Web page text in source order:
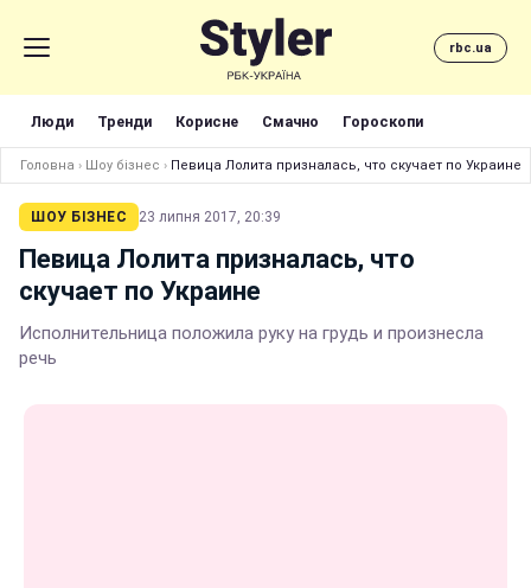
rbc.ua
Люди Тренди Корисне Смачно Гороскопи
Головна › Шоу бізнес › Певица Лолита призналась, что скучает по Украине
ШОУ БІЗНЕС 23 липня 2017, 20:39
Певица Лолита призналась, что
скучает по Украине
Исполнительница положила руку на грудь и произнесла
речь